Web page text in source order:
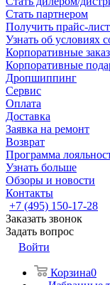
Стать партнером
Получить прайс-лист
Узнать об условиях
Корпоративные
Корпоративные
Дропшиппинг
Сервис
Оплата
Доставка
Заявка на ремонт
Возврат
Программа
Узнать больше
Обзоры и новости
Контакты
+7 (495) 150-17-28
Заказать звонок
Задать вопрос
Войти
Корзина0